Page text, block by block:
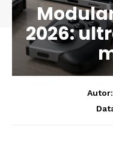
2026:
Autor: